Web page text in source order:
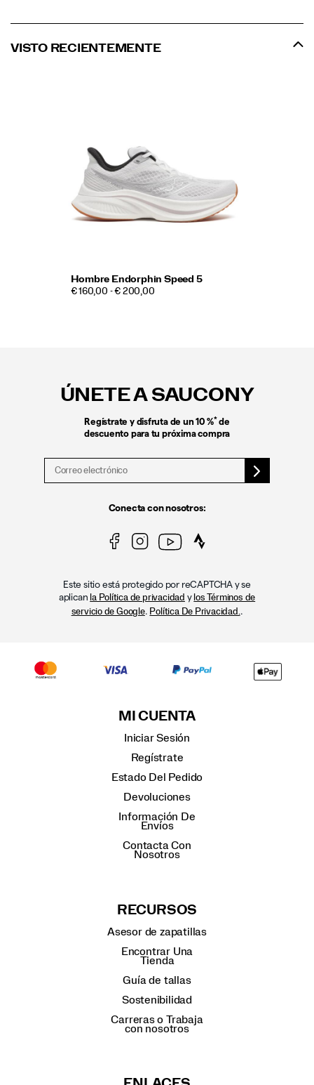
VISTO RECIENTEMENTE
Hombre Endorphin Speed 5
€ 160,00 - € 200,00
ÚNETE A SAUCONY
Regístrate y disfruta de un 10 %* de
descuento para tu próxima compra
Conecta con nosotros:
Este sitio está protegido por reCAPTCHA y se
aplican la Política de privacidad y los Términos de
servicio de Google. Política De Privacidad. .
MI CUENTA
Iniciar Sesión
Regístrate
Estado Del Pedido
Devoluciones
Información De
Envíos
Contacta Con
Nosotros
RECURSOS
Asesor de zapatillas
Encontrar Una
Tienda
Guía de tallas
Sostenibilidad
Carreras o Trabaja
con nosotros